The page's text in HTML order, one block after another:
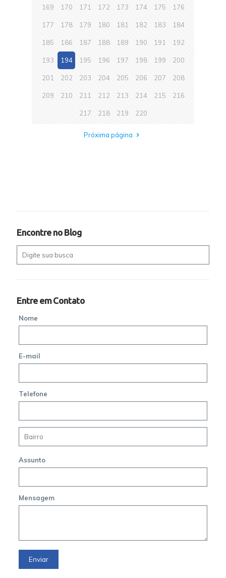
169 170 171 172 173 174 175 176
177 178 179 180 181 182 183 184
185 186 187 188 189 190 191 192
193 194 195 196 197 198 199 200
201 202 203 204 205 206 207 208
209 210 211 212 213 214 215 216
217 218 219 220
Próxima página
Encontre no Blog
Entre em Contato
Nome
E-mail
Telefone
Assunto
Mensagem